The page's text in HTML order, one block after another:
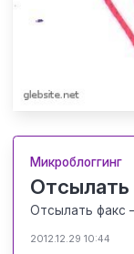
Микроблоггинг
Отсылать
Отсылать факс
2012.12.29 10:44